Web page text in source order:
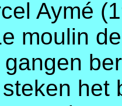
Aymé
moulin
het